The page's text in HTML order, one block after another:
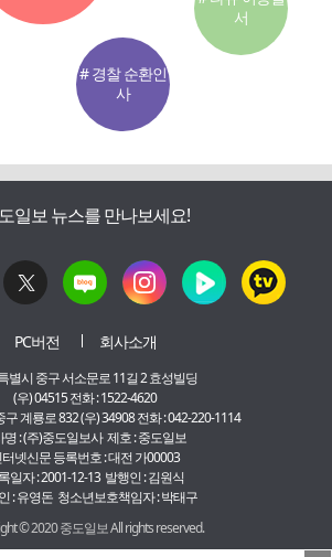
# 경찰 순환인
사
서
일보 뉴스를 만나보세요!
PC버전 회사소개
별시 중구 서소문로 11길 2 효성빌딩
(우) 04515 전화 : 1522-4620
계룡로 832 (우) 34908 전화 : 042-220-1114
명 : (주)중도일보사 제호 : 중도일보
넷신문 등록번호 : 대전 가00003
일자 : 2001-12-13 발행인 : 김원식
: 유영돈 청소년보호책임자 : 박태구
© 2020 중도일보 All rights reserved.